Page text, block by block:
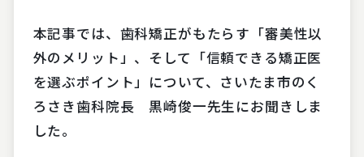
本記事では、歯科矯正がもたらす「審美性以
外のメリット」、そして「信頼できる矯正医
を選ぶポイント」について、さいたま市のく
ろさき歯科院長 黒崎俊一先生にお聞きしま
した。